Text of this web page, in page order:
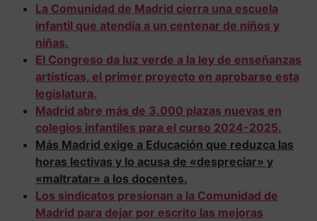
La Comunidad de Madrid cierra una escuela
infantil que atendía a un centenar de niños y
niñas.
El Congreso da luz verde a la ley de enseñanzas
artísticas, el primer proyecto en aprobarse esta
legislatura.
Madrid abre más de 3.000 plazas nuevas en
colegios infantiles para el curso 2024-2025.
Más Madrid exige a Educación que reduzca las
horas lectivas y lo acusa de «despreciar» y
«maltratar» a los docentes.
Los sindicatos presionan a la Comunidad de
Madrid para dejar por escrito las mejoras